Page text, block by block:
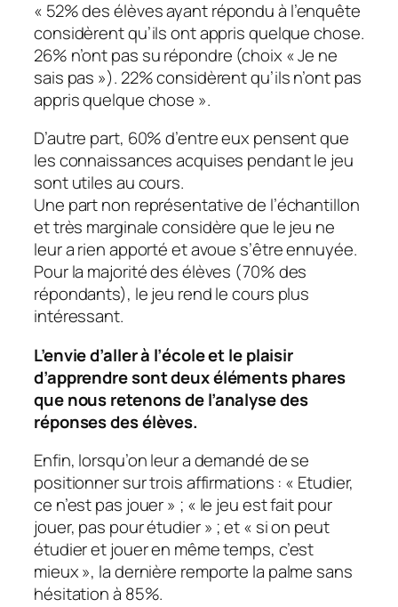
« 52% des élèves ayant répondu à l’enquête
considèrent qu’ils ont appris quelque chose.
26% n’ont pas su répondre (choix « Je ne
sais pas »). 22% considèrent qu’ils n’ont pas
appris quelque chose ».
D’autre part, 60% d’entre eux pensent que
les connaissances acquises pendant le jeu
sont utiles au cours.
Une part non représentative de l’échantillon
et très marginale considère que le jeu ne
leur a rien apporté et avoue s’être ennuyée.
Pour la majorité des élèves (70% des
répondants), le jeu rend le cours plus
intéressant.
L’envie d’aller à l’école et le plaisir
d’apprendre sont deux éléments phares
que nous retenons de l’analyse des
réponses des élèves.
Enfin, lorsqu’on leur a demandé de se
positionner sur trois affirmations : « Etudier,
ce n’est pas jouer» ; « le jeu est fait pour
jouer, pas pour étudier» ; et « si on peut
étudier et jouer en même temps, c’est
mieux», la dernière remporte la palme sans
hésitation à 85%.